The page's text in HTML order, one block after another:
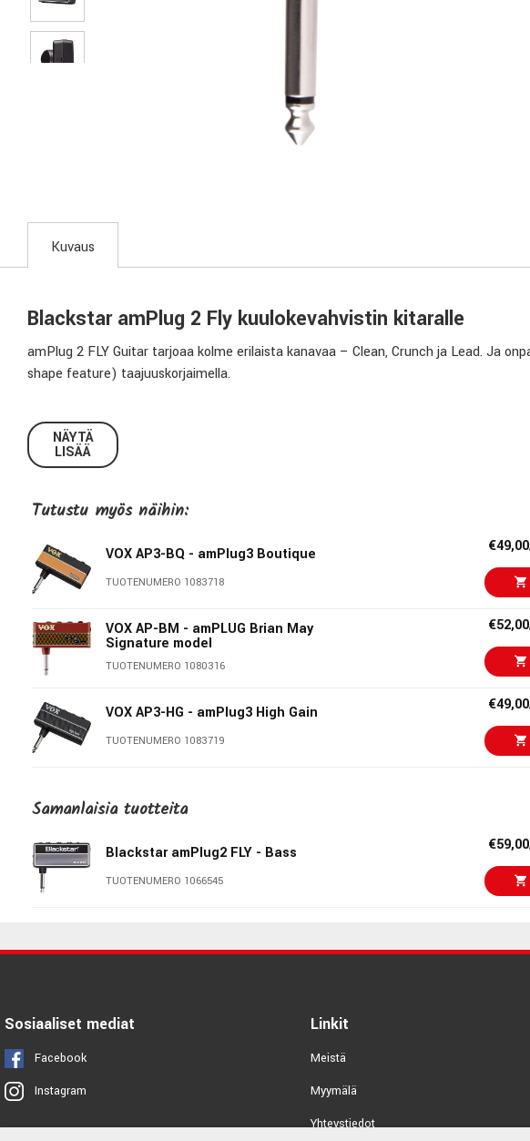
Kuvaus
Blackstar amPlug 2 Fly kuulokevahvistin kitaralle
amPlug 2 FLY Guitar tarjoaa kolme erilaista kanavaa – Clean, Crunch ja Lead. Ja
shape feature) taajuuskorjaimella.
jälkeen.
Kanavat: Clean, Crunch & Lead
Tap Tempo: Kyllä (Efekteille)
Liitännät: Kitara (In), Aux (In), Kuuloke/Linelähtö
Säätimet: Gain, ISF, Volume, Effects/Tap Tempo
Virta: AAA Batteries
Mitat: 86 x 31 x 80 mm
Paino: 40g
NÄYTÄ
LISÄÄ
Tutustu myös näihin:
VOX AP3-BQ - amPlug3 Boutique
TUOTENUMERO 1083718
VOX AP-BM - amPLUG Brian May
Signature model
TUOTENUMERO 1080316
VOX AP3-HG - amPlug3 High Gain
TUOTENUMERO 1083719
VOX AP3-US - amPlug3 US Silver
Blackstar FLY 3
Samanlaisia ​​tuotteita
Blackstar amPlug2 FLY - Bass
TUOTENUMERO 1066545
Sosiaaliset mediat
Facebook
Instagram
Linkit
Meistä
Myymälä
Yhteystiedot